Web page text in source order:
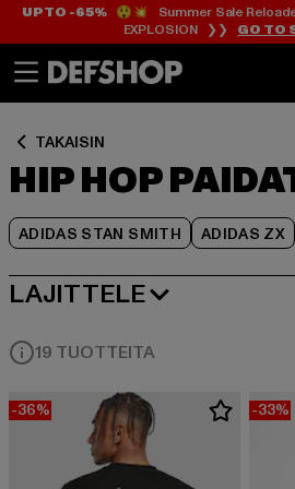
Siirry
Siirry
UP TO -65%😲💥 Summer Sale
EXPLOSION ❯❯ GO TO
TAKAISIN
HIP HOP
ADIDAS STAN SMITH ADIDAS ZX
Siirry
LAJITTELE
SUOSITUIMMAT
19 TUOTTEITA
-36% -33%